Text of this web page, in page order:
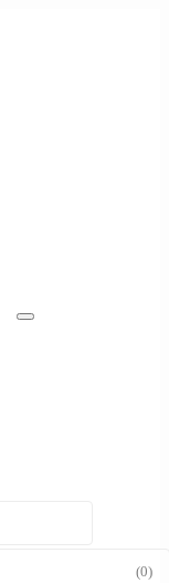
Toggle
(0)